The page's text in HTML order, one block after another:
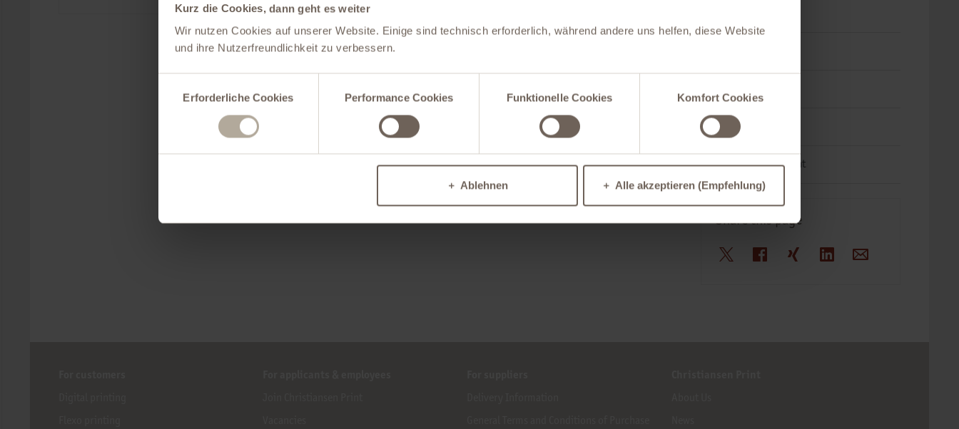
Kurz die Cookies, dann geht es weiter
Wir nutzen Cookies auf unserer Website. Einige sind technisch erforderlich, während andere uns helfen, diese Website
und ihre Nutzerfreundlichkeit zu verbessern.
Erforderliche Cookies
Performance Cookies Funktionelle Cookies Komfort Cookies
Ablehnen Alle akzeptieren (Empfehlung)
Current News
At Christiansen Print
Share this page
Facebook Xing LinkedIn